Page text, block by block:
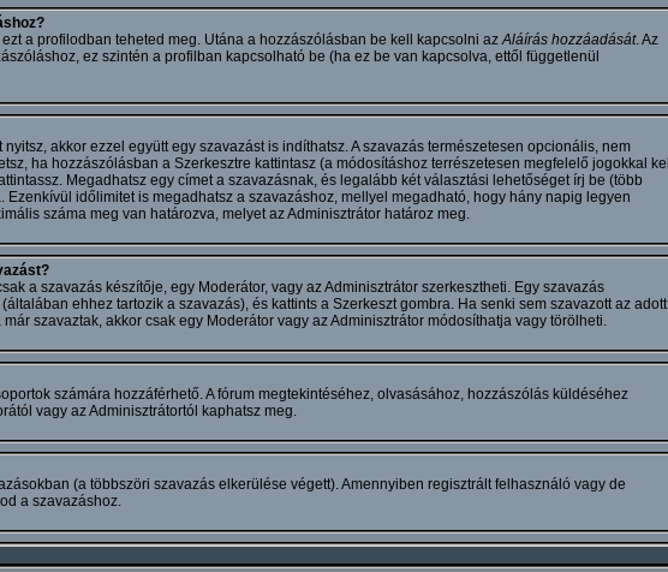
a profilodban teheted meg. Utána a hozzászólásban be kell kapcsolni azAláírás hozzáadását. Az
ez szintén a profilban kapcsolható be (ha ez be van kapcsolva, ettől függetlenül
akkor ezzel együtt egy szavazást is indíthatsz. A szavazás természetesen opcionális, nem
ha hozzászólásban a Szerkesztre kattintasz (a módosításhoz terrészetesen megfelelő jogokkal kell
Megadhatsz egy címet a szavazásnak, és legalább két választási lehetőséget írj be (több
Ezenkívül időlimitet is megadhatsz a szavazáshoz, mellyel megadható, hogy hány napig legyen
száma meg van határozva, melyet az Adminisztrátor határoz meg.
a szavazás készítője, egy Moderátor, vagy az Adminisztrátor szerkesztheti. Egy szavazás
ehhez tartozik a szavazás), és kattints a Szerkeszt gombra. Ha senki sem szavazott az adott
szavaztak, akkor csak egy Moderátor vagy az Adminisztrátor módosíthatja vagy törölheti.
számára hozzáférhető. A fórum megtekintéséhez, olvasásához, hozzászólás küldéséhez
vagy az Adminisztrátortól kaphatsz meg.
(a többszöri szavazás elkerülése végett). Amennyiben regisztrált felhasználó vagy de
a szavazáshoz.